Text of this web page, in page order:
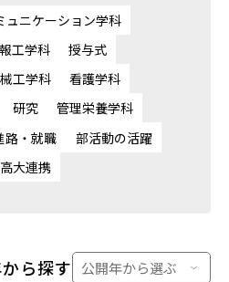
ュニケーション学科
工学科
授与式
工学科
看護学科
研究
管理栄養学科
路・就職
部活動の活躍
高大連携
ら探す